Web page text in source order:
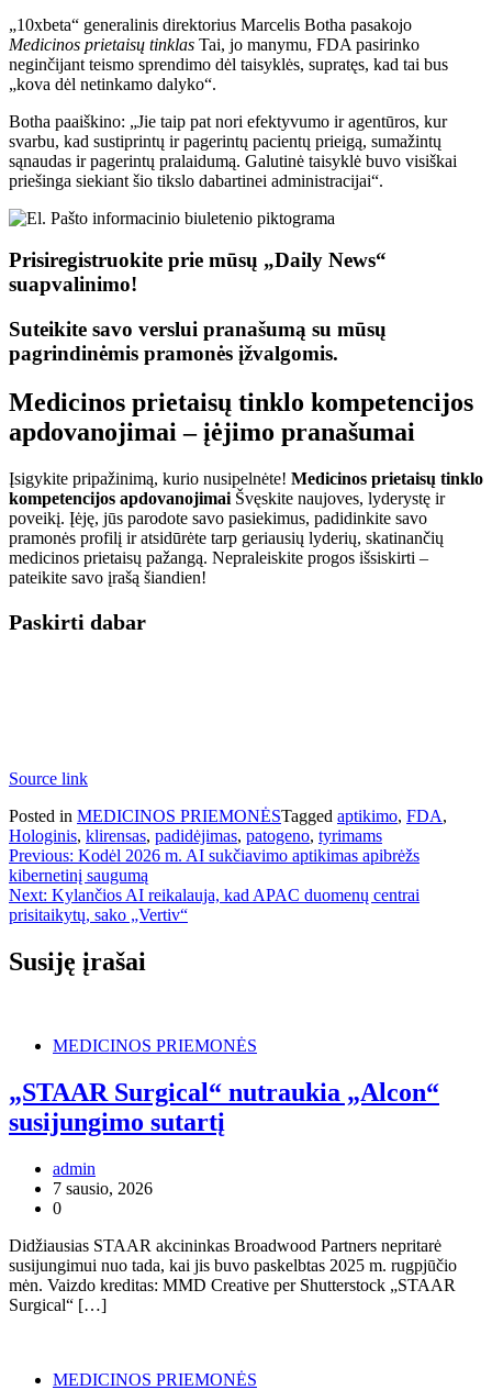
„10xbeta“ generalinis direktorius Marcelis Botha pasakojo
Medicinos prietaisų tinklas Tai, jo manymu, FDA pasirinko
neginčijant teismo sprendimo dėl taisyklės, supratęs, kad tai bus
„kova dėl netinkamo dalyko“.
Botha paaiškino: „Jie taip pat nori efektyvumo ir agentūros, kur
svarbu, kad sustiprintų ir pagerintų pacientų prieigą, sumažintų
sąnaudas ir pagerintų pralaidumą. Galutinė taisyklė buvo visiškai
priešinga siekiant šio tikslo dabartinei administracijai“.
Prisiregistruokite prie mūsų „Daily News“
suapvalinimo!
Suteikite savo verslui pranašumą su mūsų
pagrindinėmis pramonės įžvalgomis.
Medicinos prietaisų tinklo kompetencijos
apdovanojimai – įėjimo pranašumai
Įsigykite pripažinimą, kurio nusipelnėte! Medicinos prietaisų tinklo
kompetencijos apdovanojimai Švęskite naujoves, lyderystę ir
poveikį. Įėję, jūs parodote savo pasiekimus, padidinkite savo
pramonės profilį ir atsidūrėte tarp geriausių lyderių, skatinančių
medicinos prietaisų pažangą. Nepraleiskite progos išsiskirti –
pateikite savo įrašą šiandien!
Paskirti dabar
Source link
Posted in MEDICINOS PRIEMONĖSTagged aptikimo, FDA,
Hologinis, klirensas, padidėjimas, patogeno, tyrimams
Navigacija
tarp
įrašų
Previous: Kodėl 2026 m. AI sukčiavimo aptikimas apibrėžs
kibernetinį saugumą
Next: Kylančios AI reikalauja, kad APAC duomenų centrai
prisitaikytų, sako „Vertiv“
Susiję įrašai
MEDICINOS PRIEMONĖS
„STAAR Surgical“ nutraukia „Alcon“
susijungimo sutartį
admin
7 sausio, 2026
0
Didžiausias STAAR akcininkas Broadwood Partners nepritarė
susijungimui nuo tada, kai jis buvo paskelbtas 2025 m. rugpjūčio
mėn. Vaizdo kreditas: MMD Creative per Shutterstock „STAAR
Surgical“ […]
MEDICINOS PRIEMONĖS